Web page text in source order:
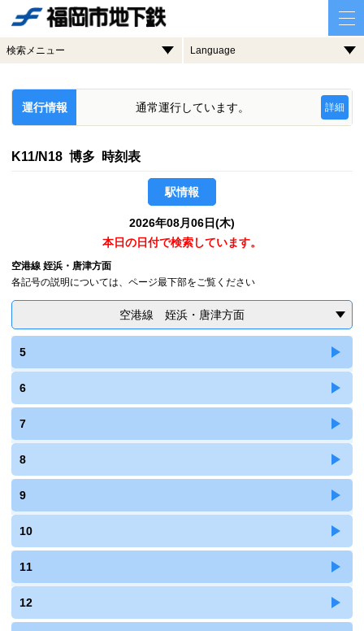
検索メニュー Language
運行情報 通常運行しています。 詳細
K11/N18 博多 時刻表
駅情報
2026年08月06日(木)
本日の日付で検索しています。
空港線 姪浜・唐津方面
各記号の説明については、ページ最下部をご覧ください
空港線 姪浜・唐津方面
5
6
7
8
9
10
11
12